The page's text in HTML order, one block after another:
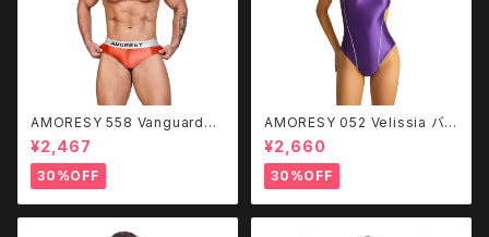
AMORESY 558 Vanguardメ
ンズ極薄シースルーパンツ
¥2,467
30%OFF
AMORESY 052 Velissia バッ
クレス水着
¥2,660
30%OFF